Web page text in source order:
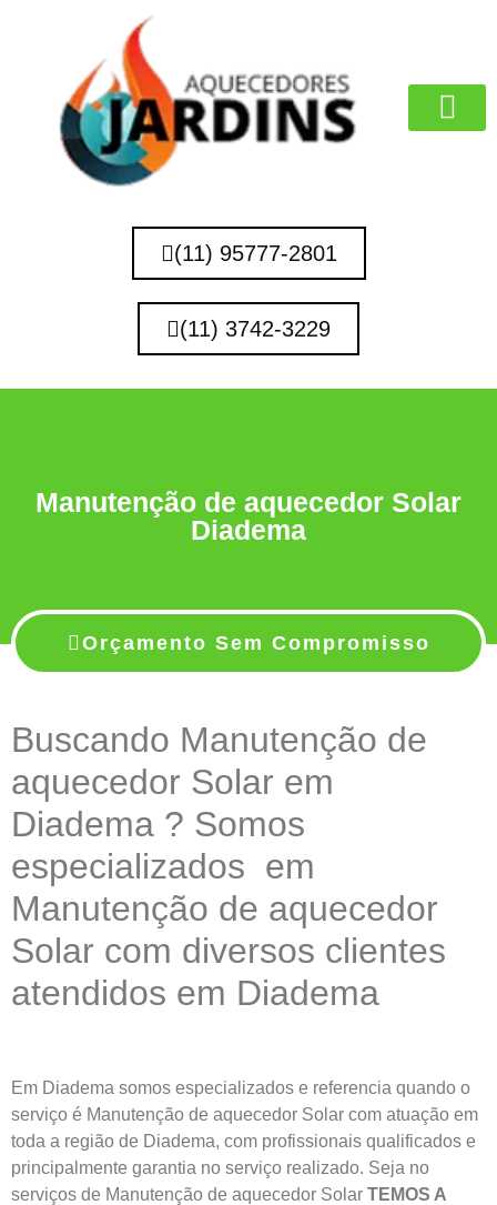
(11) 95777-2801
(11) 3742-3229
Manutenção de aquecedor Solar
Diadema
Orçamento Sem Compromisso
Buscando Manutenção de
aquecedor Solar em
Diadema ? Somos
especializados em
Manutenção de aquecedor
Solar com diversos clientes
atendidos em Diadema
Em Diadema somos especializados e referencia quando o
serviço é Manutenção de aquecedor Solar com atuação em
toda a região de Diadema, com profissionais qualificados e
principalmente garantia no serviço realizado. Seja no
serviços de Manutenção de aquecedor Solar TEMOS A